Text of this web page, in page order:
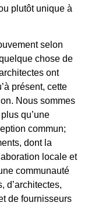
plutôt unique à
selon
chose de
ont
présent, cette
Nous sommes
qu’une
commun;
dont la
locale et
communauté
d’architectes,
de fournisseurs